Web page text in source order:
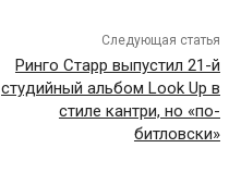
Следующая статья
Ринго Старр выпустил 21-й
студийный альбом Look Up в
стиле кантри, но «по-
битловски»